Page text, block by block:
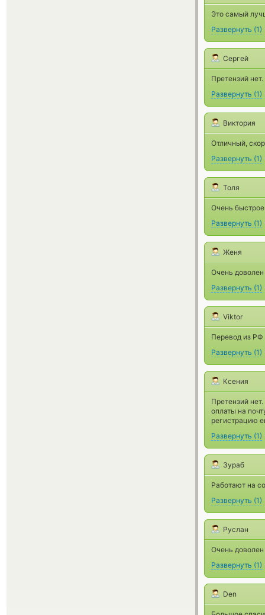
Это самый
Развернуть (1)
Сергей
Претензий
Развернуть (1)
Виктория
Отличный,
Развернуть (1)
Толя
Очень
Развернуть (1)
Женя
Очень
Развернуть (1)
Viktor
Перевод из РФ
Развернуть (1)
Ксения
Претензий
оплаты на
регистрацию
Развернуть (1)
Зураб
Работают на
Развернуть (1)
Руслан
Очень
Развернуть (1)
Den